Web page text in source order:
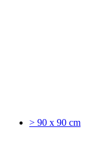
> 90 x 90 cm